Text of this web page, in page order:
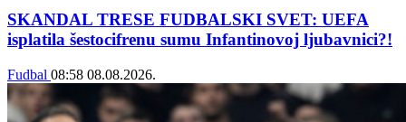
SKANDAL TRESE FUDBALSKI SVET: UEFA
isplatila šestocifrenu sumu Infantinovoj ljubavnici?!
Fudbal 08:58 08.08.2026.